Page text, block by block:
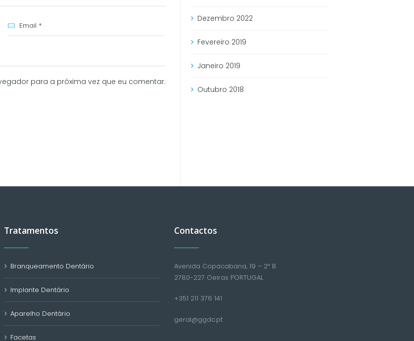
para a próxima vez que eu comentar.
Dezembro 2022
Fevereiro 2019
Janeiro 2019
Outubro 2018
Tratamentos
Branqueamento Dentário
Implante Dentário
Aparelho Dentário
Facetas
Contactos
Avenida Copacabana, 19 – 2º B
2780-227 Oeiras PORTUGAL
+351 211 376 141
geral@ggdc.pt